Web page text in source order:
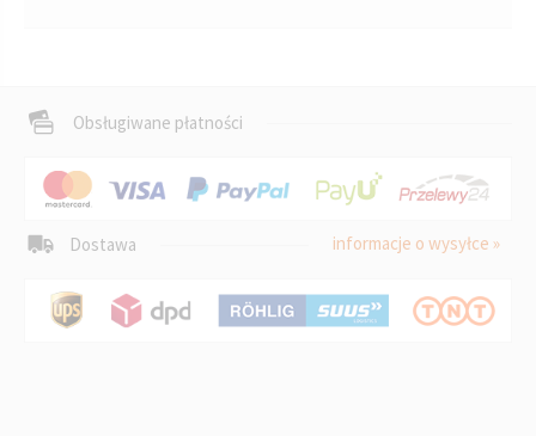
Obsługiwane płatności
Dostawa informacje o wysyłce »